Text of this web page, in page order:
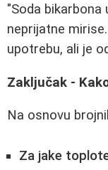
"Soda bikarbona
neprijatne
upotrebu, ali je
Zaključak -
Na osnovu
Za jake